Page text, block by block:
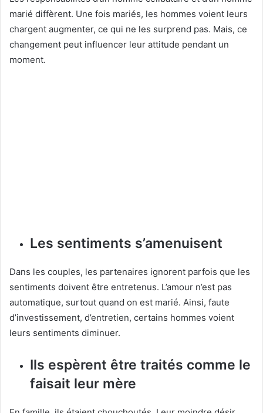
marié diffèrent. Une fois mariés, les hommes voient leurs
chargent augmenter, ce qui ne les surprend pas. Mais, ce
changement peut influencer leur attitude pendant un
moment.
Les sentiments s’amenuisent
Dans les couples, les partenaires ignorent parfois que les
sentiments doivent être entretenus. L’amour n’est pas
automatique, surtout quand on est marié. Ainsi, faute
d’investissement, d’entretien, certains hommes voient
leurs sentiments diminuer.
Ils espèrent être traités comme le
faisait leur mère